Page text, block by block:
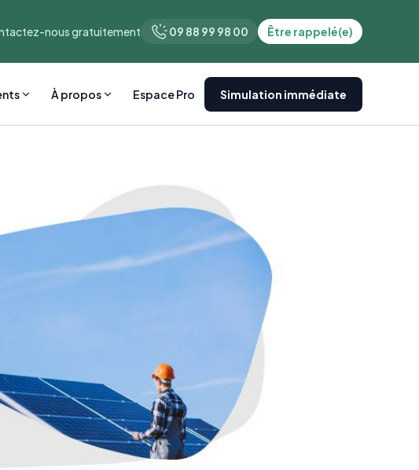
nous gratuitement 09 88 99 98 00 Être rappelé(e)
À propos Espace Pro Simulation immédiate